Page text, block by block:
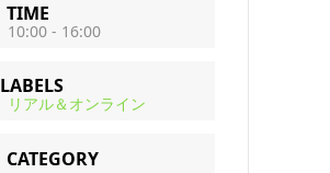
TIME
10:00 - 16:00
LABELS
リアル＆オンライン
CATEGORY